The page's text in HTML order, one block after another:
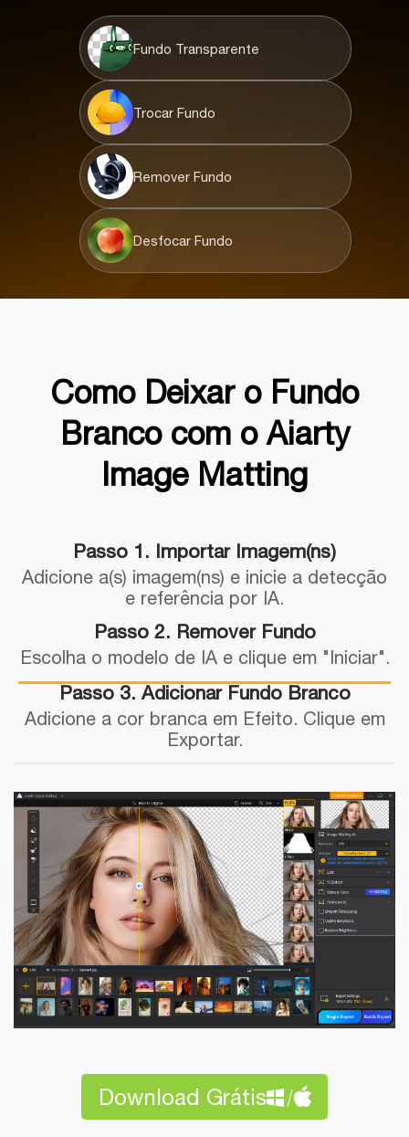
Fundo Transparente
Trocar Fundo
Remover Fundo
Desfocar Fundo
Como Deixar o Fundo
Branco com o Aiarty
Image Matting
Passo 1. Importar Imagem(ns)
Adicione a(s) imagem(ns) e inicie a detecção
e referência por IA.
Passo 2. Remover Fundo
Escolha o modelo de IA e clique em "Iniciar".
Passo 3. Adicionar Fundo Branco
Adicione a cor branca em Efeito. Clique em
Exportar.
Download Grátis